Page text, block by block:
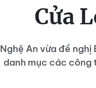
Cửa
Nghệ An vừa đề nghị
danh mục các công